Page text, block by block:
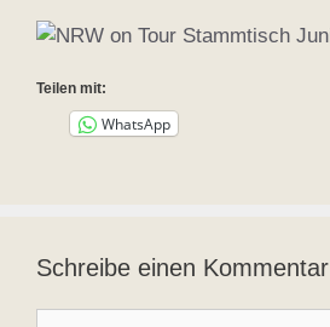
Teilen mit:
WhatsApp
Schreibe einen Kommentar